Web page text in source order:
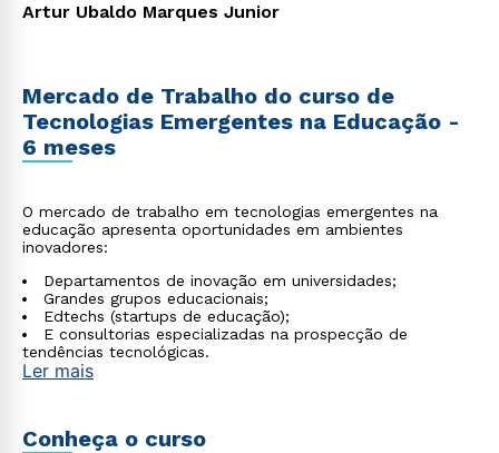
Artur Ubaldo Marques Junior
Mercado de Trabalho do curso de
Tecnologias Emergentes na Educação -
6 meses
O mercado de trabalho em tecnologias emergentes na
educação apresenta oportunidades em ambientes
inovadores:
Departamentos de inovação em universidades;
Grandes grupos educacionais;
Edtechs (startups de educação);
E consultorias especializadas na prospecção de
tendências tecnológicas.
Ler mais
Conheça o curso